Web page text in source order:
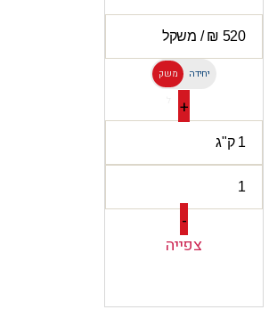
משק יחידה
+
-
צפייה